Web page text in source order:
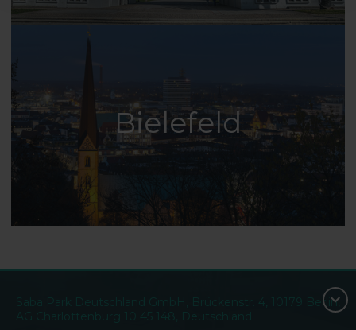
Bielefeld
Saba Park Deutschland GmbH, Brückenstr. 4, 10179 Berlin,